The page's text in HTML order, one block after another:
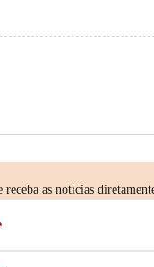
receba as notícias